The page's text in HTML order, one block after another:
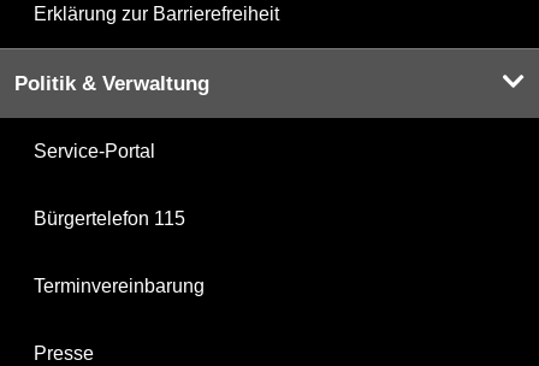
Erklärung zur Barrierefreiheit
Politik & Verwaltung
Service-Portal
Bürgertelefon 115
Terminvereinbarung
Presse